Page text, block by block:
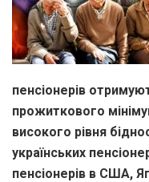
пенсіонерів
прожиткового
високого рівня
українських
пенсіонерів в США,